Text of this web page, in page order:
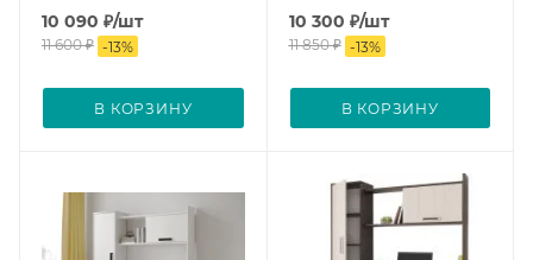
10 090 ₽/шт
11 600₽ -13%
В КОРЗИНУ
10 300 ₽/шт
11 850₽ -13%
В КОРЗИНУ